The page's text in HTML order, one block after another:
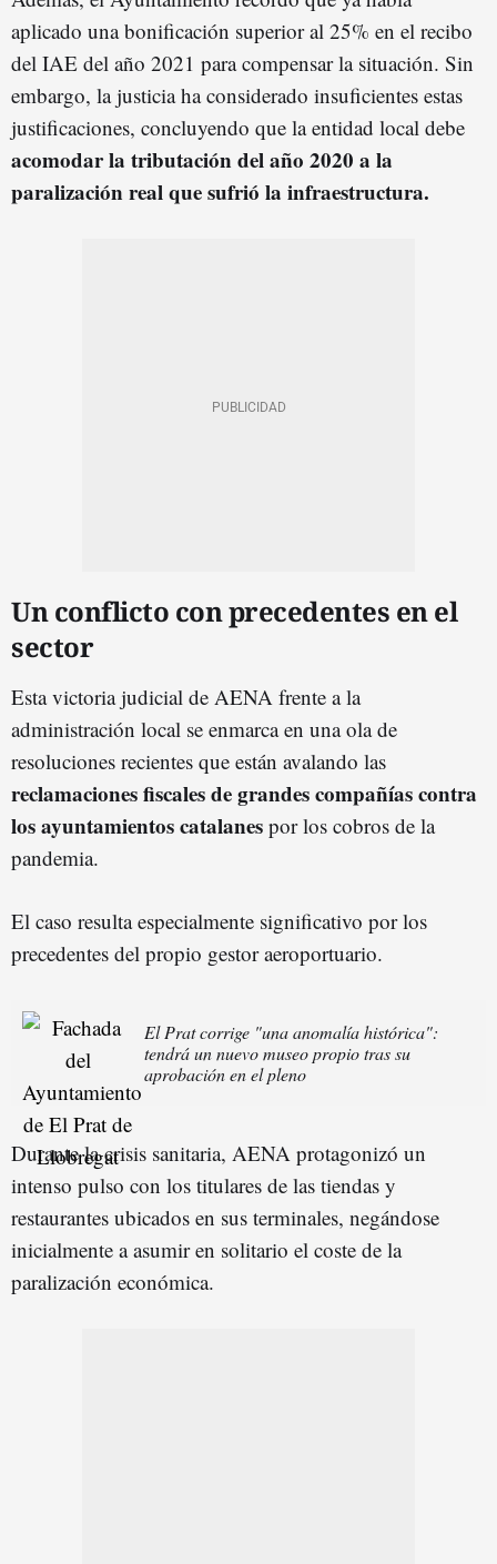
aplicado una bonificación superior al 25% en el recibo
del IAE del año 2021 para compensar la situación. Sin
embargo, la justicia ha considerado insuficientes estas
justificaciones, concluyendo que la entidad local debe
acomodar la tributación del año 2020 a la
paralización real que sufrió la infraestructura.
Un conflicto con precedentes en el
sector
Esta victoria judicial de AENA frente a la
administración local se enmarca en una ola de
resoluciones recientes que están avalando las
reclamaciones fiscales de grandes compañías contra
los ayuntamientos catalanes por los cobros de la
pandemia.
El caso resulta especialmente significativo por los
precedentes del propio gestor aeroportuario.
El Prat corrige "una anomalía histórica":
tendrá un nuevo museo propio tras su
aprobación en el pleno
Durante la crisis sanitaria, AENA protagonizó un
intenso pulso con los titulares de las tiendas y
restaurantes ubicados en sus terminales, negándose
inicialmente a asumir en solitario el coste de la
paralización económica.